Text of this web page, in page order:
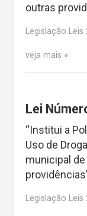
outras
Legislação Leis
veja mais
Lei
“Institui a
Uso de
municipal
Legislação Leis